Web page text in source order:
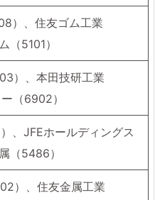
）、住友ゴム工業
（5101）
）、本田技研工業
（6902）
、JFEホールディングス
（5486）
）、住友金属工業